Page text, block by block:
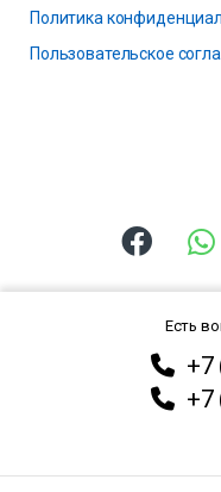
Политика
Пользовательское
Есть
+7
+7